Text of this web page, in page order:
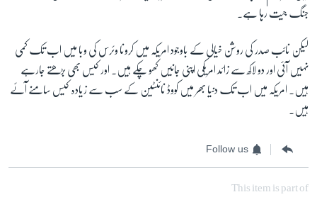
جنگ جیت رہا ہے۔
لیکن نائب صدر کی روشن خیالی کے باوجود امریکہ میں کرونا وئرس کی وبا میں اب تک کمی
نہیں آئی اور دو لاکھ سے زائد امریکی اپنی جانیں کھو چکے ہیں۔ اور کیس بھی بڑھتے جارہے
ہیں۔ امریکہ میں اب تک دنیا بھر میں کووڈ نائنٹین کے سب سے زیادہ کیس سامنے آئے
ہیں۔
Follow us
This item is part of